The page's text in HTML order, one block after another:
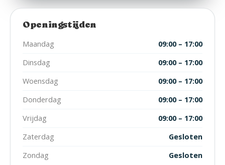
Openingstijden
Maandag
09:00 – 17:00
Dinsdag
09:00 – 17:00
Woensdag
09:00 – 17:00
Donderdag
09:00 – 17:00
Vrijdag
09:00 – 17:00
Zaterdag
Gesloten
Zondag
Gesloten